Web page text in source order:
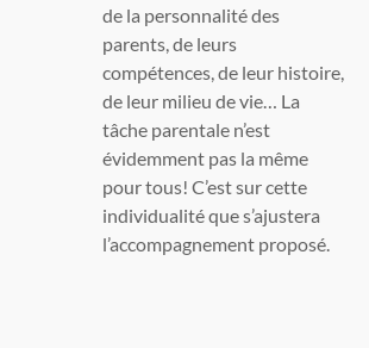
de la personnalité des
parents, de leurs
compétences, de leur histoire,
de leur milieu de vie… La
tâche parentale n’est
évidemment pas la même
pour tous! C’est sur cette
individualité que s’ajustera
l’accompagnement proposé.